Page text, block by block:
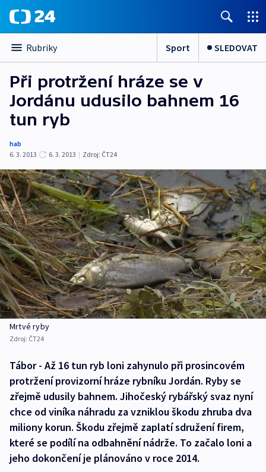
Rubriky Sport SLEDOVAT
Při protržení hráze se v
Jordánu udusilo bahnem 16
tun ryb
hab
6. 3. 2013
6. 3. 2013 | Zdroj: ČT24
Mrtvé ryby
Zdroj: ČT24
Tábor - Až 16 tun ryb loni zahynulo při prosincovém
protržení provizorní hráze rybníku Jordán. Ryby se
zřejmě udusily bahnem. Jihočeský rybářský svaz nyní
chce od viníka náhradu za vzniklou škodu zhruba dva
miliony korun. Škodu zřejmě zaplatí sdružení firem,
které se podílí na odbahnění nádrže. To začalo loni a
jeho dokončení je plánováno v roce 2014.